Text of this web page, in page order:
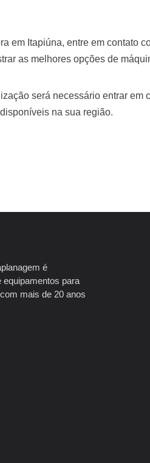
em Itapiúna, entre em contato
as melhores opções de
será necessário entrar em
na sua região.
é
equipamentos para
mais de 20 anos